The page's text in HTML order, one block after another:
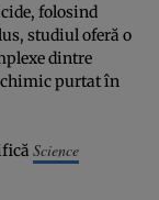
folosind
studiul oferă o
dintre
purtat în
Science